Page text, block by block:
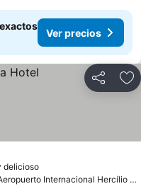
Ver precios
Compartir
deliciosoVer precios
Internacional Hercílio